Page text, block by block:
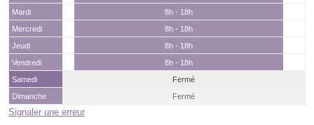
Mardi
8h - 18h
Mercredi
8h - 18h
Jeudi
8h - 18h
Vendredi
8h - 18h
Samedi
Fermé
Dimanche
Fermé
Signaler une erreur